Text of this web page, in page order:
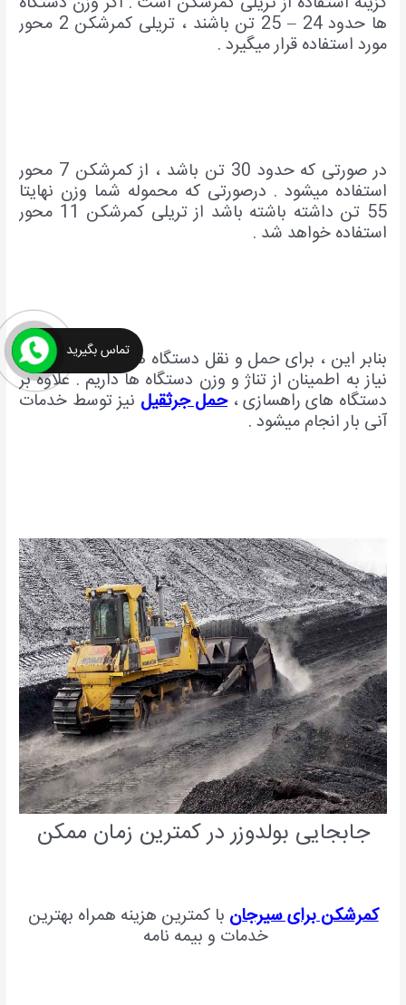
ها حدود 24 – 25 تن باشند ، تریلی کمرشکن 2 محور
مورد استفاده قرار میگیرد .
در صورتی که حدود 30 تن باشد ، از کمرشکن 7 محور
استفاده میشود . درصورتی که محموله شما وزن نهایتا
55 تن داشته باشته باشد از تریلی کمرشکن 11 محور
استفاده خواهد شد .
بنابر این ، برای حمل و نقل دستگاه های راهسازی ابتدا
نیاز به اطمینان از تناژ و وزن دستگاه ها داریم . علاوه بر
دستگاه های راهسازی ،حمل جرثقیل نیز توسط خدمات
آنی بار انجام میشود .
جابجایی بولدوزر در کمترین زمان ممکن
کمرشکن برای سیرجان با کمترین هزینه همراه بهترین
خدمات و بیمه نامه
تماس بگیرید